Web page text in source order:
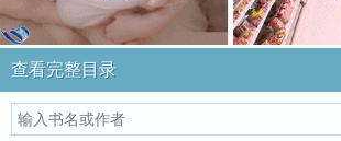
查看完整目录